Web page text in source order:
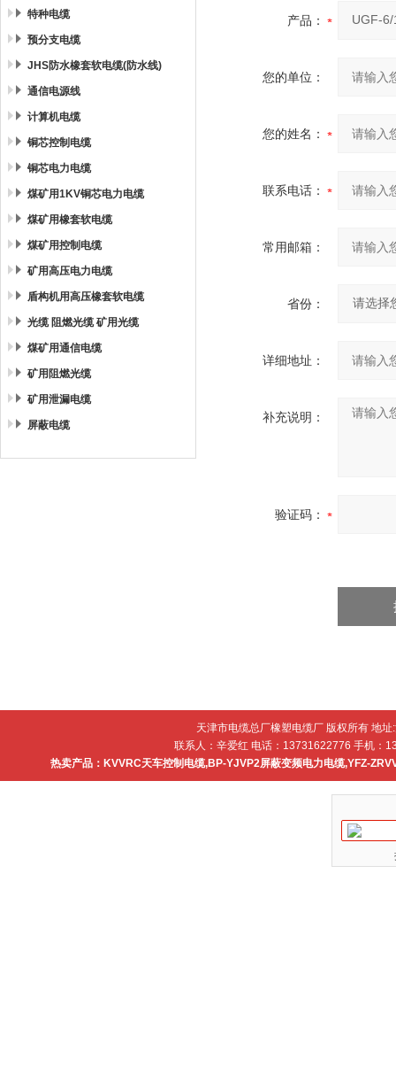
特种电缆
预分支电缆
JHS防水橡套软电缆(防水线)
通信电源线
计算机电缆
铜芯控制电缆
铜芯电力电缆
煤矿用1KV铜芯电力电缆
煤矿用橡套软电缆
煤矿用控制电缆
矿用高压电力电缆
盾构机用高压橡套软电缆
光缆 阻燃光缆 矿用光缆
煤矿用通信电缆
矿用阻燃光缆
矿用泄漏电缆
屏蔽电缆
产品：
您的单位：
您的姓名：
联系电话：
常用邮箱：
省份：
详细地址：
补充说明：
验证码：
天津市电缆总厂橡塑电缆厂 版权所有 地
联系人：辛爱红 电话：13731622776 手机：
热卖产品： KVVRC天车控制电缆,BP-YJVP2屏蔽变频电力电缆,YFZ-